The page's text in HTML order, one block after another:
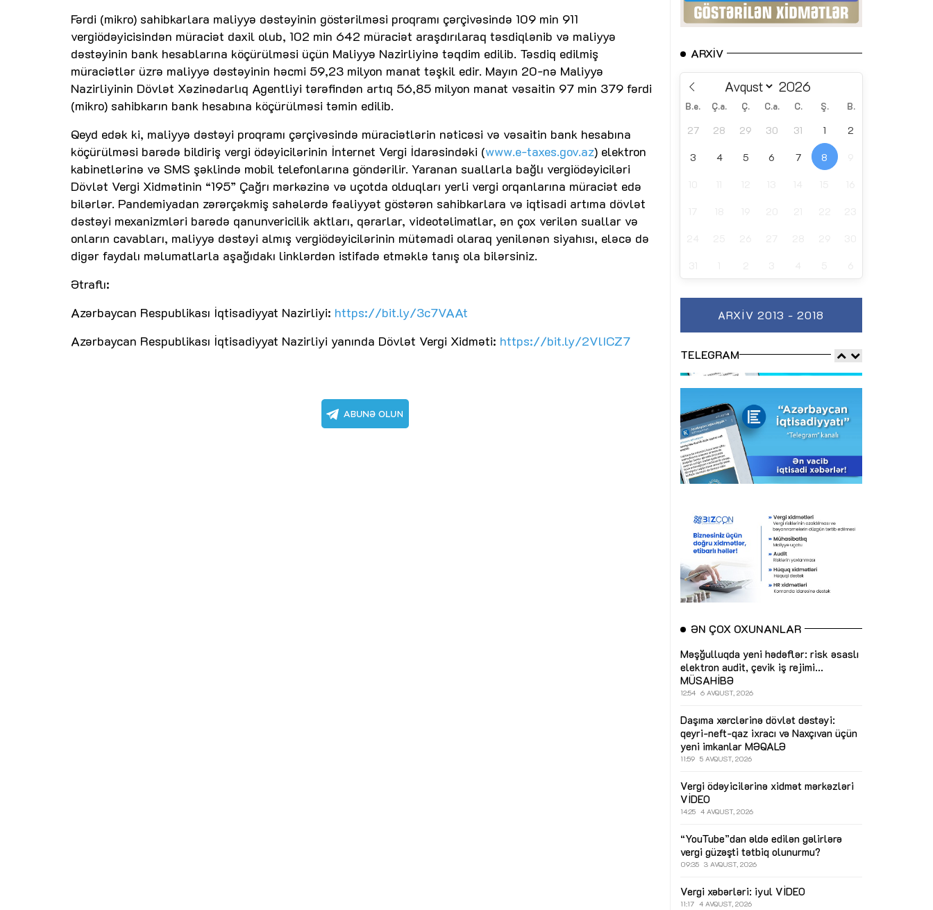
Fərdi (mikro) sahibkarlara maliyyə dəstəyinin göstərilməsi proqramı çərçivəsində 109 min 911
vergiödəyicisindən müraciət daxil olub, 102 min 642 müraciət araşdırılaraq təsdiqlənib və maliyyə
dəstəyinin bank hesablarına köçürülməsi üçün Maliyyə Nazirliyinə təqdim edilib. Təsdiq edilmiş
müraciətlər üzrə maliyyə dəstəyinin həcmi 59,23 milyon manat təşkil edir. Mayın 20-nə Maliyyə
Nazirliyinin Dövlət Xəzinədarlıq Agentliyi tərəfindən artıq 56,85 milyon manat vəsaitin 97 min 379 fərdi
(mikro) sahibkarın bank hesabına köçürülməsi təmin edilib.
Qeyd edək ki, maliyyə dəstəyi proqramı çərçivəsində müraciətlərin nəticəsi və vəsaitin bank hesabına
köçürülməsi barədə bildiriş vergi ödəyicilərinin İnternet Vergi İdarəsindəki (www.e-taxes.gov.az) elektron
kabinetlərinə və SMS şəklində mobil telefonlarına göndərilir. Yaranan suallarla bağlı vergiödəyiciləri
Dövlət Vergi Xidmətinin “195” Çağrı mərkəzinə və uçotda olduqları yerli vergi orqanlarına müraciət edə
bilərlər. Pandemiyadan zərərçəkmiş sahələrdə fəaliyyət göstərən sahibkarlara və iqtisadi artıma dövlət
dəstəyi mexanizmləri barədə qanunvericilik aktları, qərarlar, videotəlimatlar, ən çox verilən suallar və
onların cavabları, maliyyə dəstəyi almış vergiödəyicilərinin mütəmadi olaraq yenilənən siyahısı, eləcə də
digər faydalı məlumatlarla aşağıdakı linklərdən istifadə etməklə tanış ola bilərsiniz.
Ətraflı:
Azərbaycan Respublikası İqtisadiyyat Nazirliyi: https://bit.ly/3c7VAAt
Azərbaycan Respublikası İqtisadiyyat Nazirliyi yanında Dövlət Vergi Xidməti: https://bit.ly/2VlICZ7
ARXIV
B.e. Ç.a. Ç. C.a. C. Ş. B.
27 28 29 30 31 1 2
3 4 5 6 7 8
ARXIV 2013 - 2018
TELEGRAM
ƏN ÇOX OXUNANLAR
Məşğulluqda yeni hədəflər: risk əsaslı
elektron audit, çevik iş rejimi...
MÜSAHİBƏ
12:54 6 AVQUST, 2026
Daşıma xərclərinə dövlət dəstəyi:
qeyri-neft-qaz ixracı və Naxçıvan üçün
yeni imkanlar MƏQALƏ
11:59 5 AVQUST, 2026
Vergi ödəyicilərinə xidmət mərkəzləri
VİDEO
14:25 4 AVQUST, 2026
“YouTube”dan əldə edilən gəlirlərə
vergi güzəşti tətbiq olunurmu?
09:35 3 AVQUST, 2026
Vergi xəbərləri: iyul VİDEO
11:17 4 AVQUST, 2026